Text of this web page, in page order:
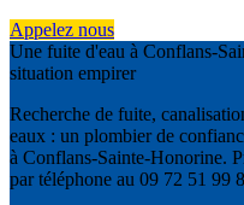
Appelez nous
Une fuite d'eau à Conflans-
situation empirer
Recherche de fuite,
eaux : un plombier de
à Conflans-Sainte-Honorine.
par téléphone au 09 72 51 99